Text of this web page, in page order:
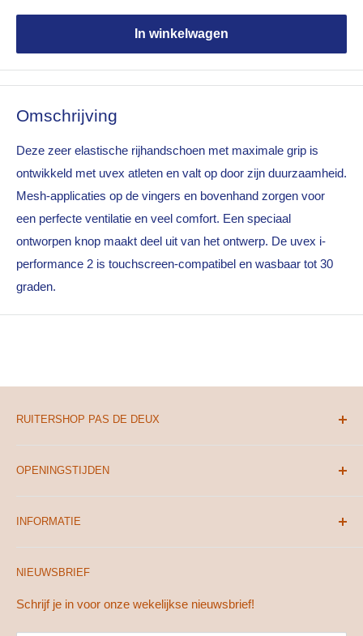
In winkelwagen
Omschrijving
Deze zeer elastische rijhandschoen met maximale grip is
ontwikkeld met uvex atleten en valt op door zijn duurzaamheid.
Mesh-applicaties op de vingers en bovenhand zorgen voor
een perfecte ventilatie en veel comfort. Een speciaal
ontworpen knop maakt deel uit van het ontwerp. De uvex i-
performance 2 is touchscreen-compatibel en wasbaar tot 30
graden.
RUITERSHOP PAS DE DEUX
2223 LA Katwijk aan Zee
071 331 8881
OPENINGSTIJDEN
INFORMATIE
Actievoorwaarden
Betaal- en verzendmogelijkheden
NIEUWSBRIEF
Schrijf je in voor onze wekelijkse nieuwsbrief!